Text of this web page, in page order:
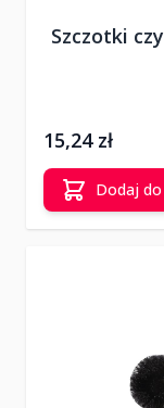
Szczotki
15,24 zł
Dodaj